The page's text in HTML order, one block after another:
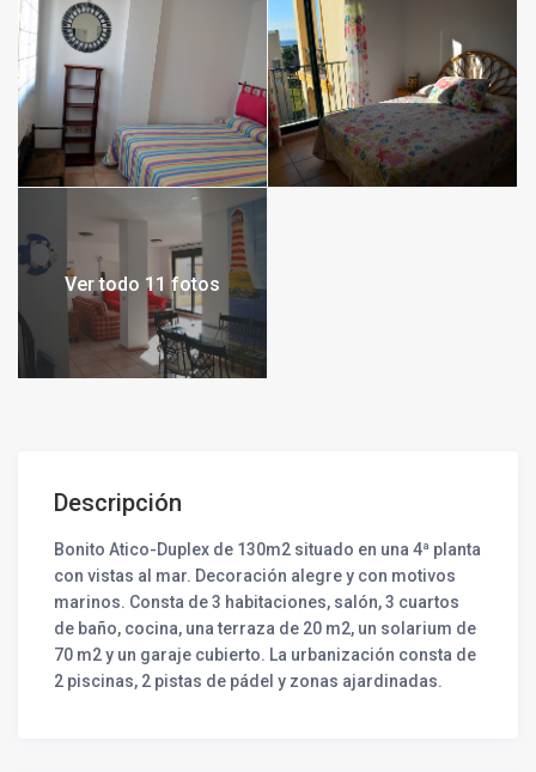
Ver todo 11 fotos
Descripción
Bonito Atico-Duplex de 130m2 situado en una 4ª planta
con vistas al mar. Decoración alegre y con motivos
marinos. Consta de 3 habitaciones, salón, 3 cuartos
de baño, cocina, una terraza de 20 m2, un solarium de
70 m2 y un garaje cubierto. La urbanización consta de
2 piscinas, 2 pistas de pádel y zonas ajardinadas.